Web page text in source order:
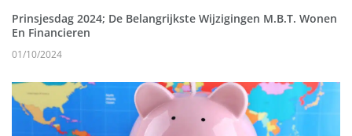
Prinsjesdag 2024; De Belangrijkste Wijzigingen M.b.t. Wonen
En Financieren
01/10/2024